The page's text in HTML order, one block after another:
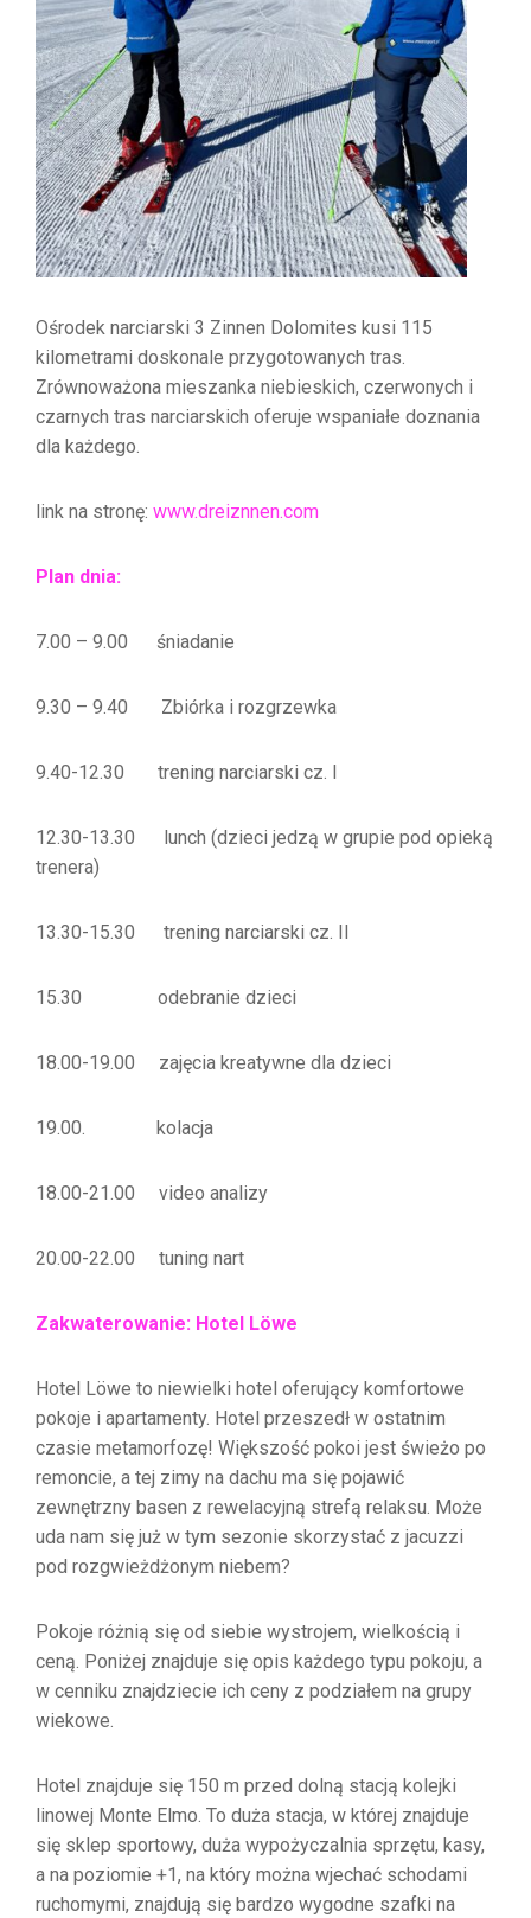
Ośrodek narciarski 3 Zinnen Dolomites kusi 115
kilometrami doskonale przygotowanych tras.
Zrównoważona mieszanka niebieskich, czerwonych i
czarnych tras narciarskich oferuje wspaniałe doznania
dla każdego.
link na stronę: www.dreiznnen.com
Plan dnia:
7.00 – 9.00 śniadanie
9.30 – 9.40 Zbiórka i rozgrzewka
9.40-12.30 trening narciarski cz. I
12.30-13.30 lunch (dzieci jedzą w grupie pod opieką
trenera)
13.30-15.30 trening narciarski cz. II
15.30 odebranie dzieci
18.00-19.00 zajęcia kreatywne dla dzieci
19.00. kolacja
18.00-21.00 video analizy
20.00-22.00 tuning nart
Zakwaterowanie: Hotel Löwe
Hotel Löwe to niewielki hotel oferujący komfortowe
pokoje i apartamenty. Hotel przeszedł w ostatnim
czasie metamorfozę! Większość pokoi jest świeżo po
remoncie, a tej zimy na dachu ma się pojawić
zewnętrzny basen z rewelacyjną strefą relaksu. Może
uda nam się już w tym sezonie skorzystać z jacuzzi
pod rozgwieżdżonym niebem?
Pokoje różnią się od siebie wystrojem, wielkością i
ceną. Poniżej znajduje się opis każdego typu pokoju, a
w cenniku znajdziecie ich ceny z podziałem na grupy
wiekowe.
Hotel znajduje się 150 m przed dolną stacją kolejki
linowej Monte Elmo. To duża stacja, w której znajduje
się sklep sportowy, duża wypożyczalnia sprzętu, kasy,
a na poziomie +1, na który można wjechać schodami
ruchomymi, znajdują się bardzo wygodne szafki na